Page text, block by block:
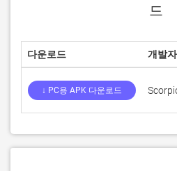
드
다운로드 개발자
↓ PC용 APK 다운로드